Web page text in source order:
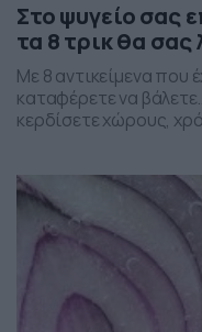
Στο ψυγείο σας
τα 8 τρικ θα
Με 8 αντικείμενα που
καταφέρετε να
κερδίσετε χώρους,
να δημιουργήσετε ένα
αυτό που τώρα […]